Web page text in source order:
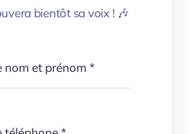
bientôt sa voix ! 🎶